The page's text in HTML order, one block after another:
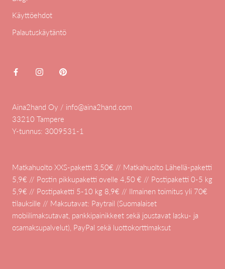
Käyttöehdot
Palautuskäytäntö
Aina2hand Oy / info@aina2hand.com
33210 Tampere
Y-tunnus: 3009531-1
Matkahuolto XXS-paketti 3,50€ // Matkahuolto Lähellä-paketti
5,9€ // Postin pikkupaketti ovelle 4,50 € // Postipaketti 0-5 kg
5,9€ // Postipaketti 5-10 kg 8,9€ // Ilmainen toimitus yli 70€
tilauksille // Maksutavat: Paytrail (Suomalaiset
mobiilimaksutavat, pankkipainikkeet sekä joustavat lasku- ja
osamaksupalvelut), PayPal sekä luottokorttimaksut